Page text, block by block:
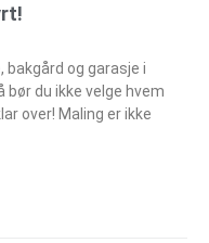
og garasje i
du ikke velge hvem
over! Maling er ikke